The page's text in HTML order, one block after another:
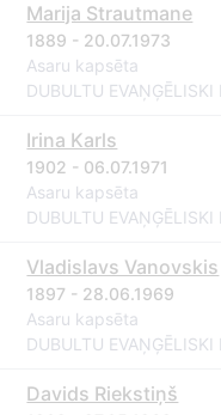
Marija Strautmane
1889 - 20.07.1973
Asaru kapsēta
DUBULTU
Irina Karls
1902 - 06.07.1971
Asaru kapsēta
DUBULTU
Vladislavs Vanovskis
1897 - 28.06.1969
Asaru kapsēta
DUBULTU
Davids Riekstiņš